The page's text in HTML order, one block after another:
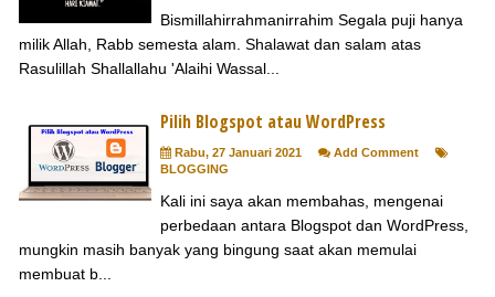
Bismillahirrahmanirrahim Segala puji hanya
milik Allah, Rabb semesta alam. Shalawat dan salam atas
Rasulillah Shallallahu 'Alaihi Wassal...
Pilih Blogspot atau WordPress
Rabu, 27 Januari 2021
Add Comment
BLOGGING
Kali ini saya akan membahas, mengenai
perbedaan antara Blogspot dan WordPress,
mungkin masih banyak yang bingung saat akan memulai
membuat b...